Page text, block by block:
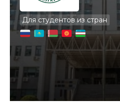
Для студентов из стран